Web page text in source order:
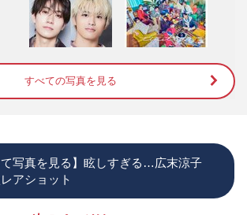
すべての写真を見る
て写真を見る】眩しすぎる…広末涼子
アショット